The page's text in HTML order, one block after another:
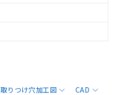
取りつけ穴加工図
CAD